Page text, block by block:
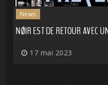
News
NØIR EST DE RETOUR AVEC
17 mai 2023